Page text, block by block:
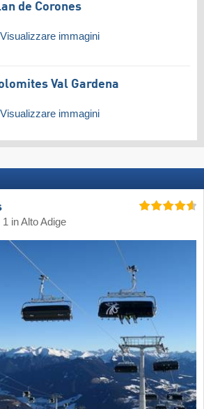
de Corones
immagini
Val Gardena
immagini
1 in Alto Adige